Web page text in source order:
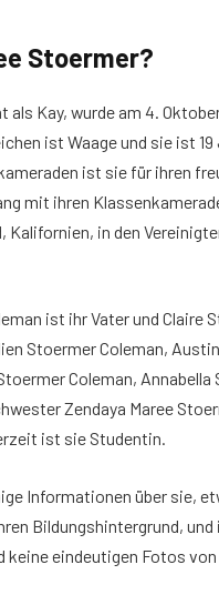
Stoermer?
als Kay, wurde am 4.
ist Waage und sie ist 19
ist sie für ihren
mit ihren
Kalifornien, in den
ist ihr Vater und Claire
Stoermer Coleman,
Coleman, Annabella
Zendaya Maree
ist sie Studentin.
Informationen über sie,
Bildungshintergrund, und
keine eindeutigen Fotos